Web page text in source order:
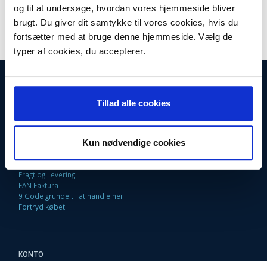
og til at undersøge, hvordan vores hjemmeside bliver
brugt. Du giver dit samtykke til vores cookies, hvis du
fortsætter med at bruge denne hjemmeside. Vælg de
typer af cookies, du accepterer.
Tillad alle cookies
Kun nødvendige cookies
Varmelegeme til opvaskemaskine
Passer til:
Ardo AO600 Ardo OI600 Ardo OI6000 Ardo OM6000
INFORMATIONER
Kontakt os
Loyalitetsrabat. Rabat til faste kunder
Oversigt
Fragt og Levering
EAN Faktura
9 Gode grunde til at handle her
Fortryd købet
KONTO